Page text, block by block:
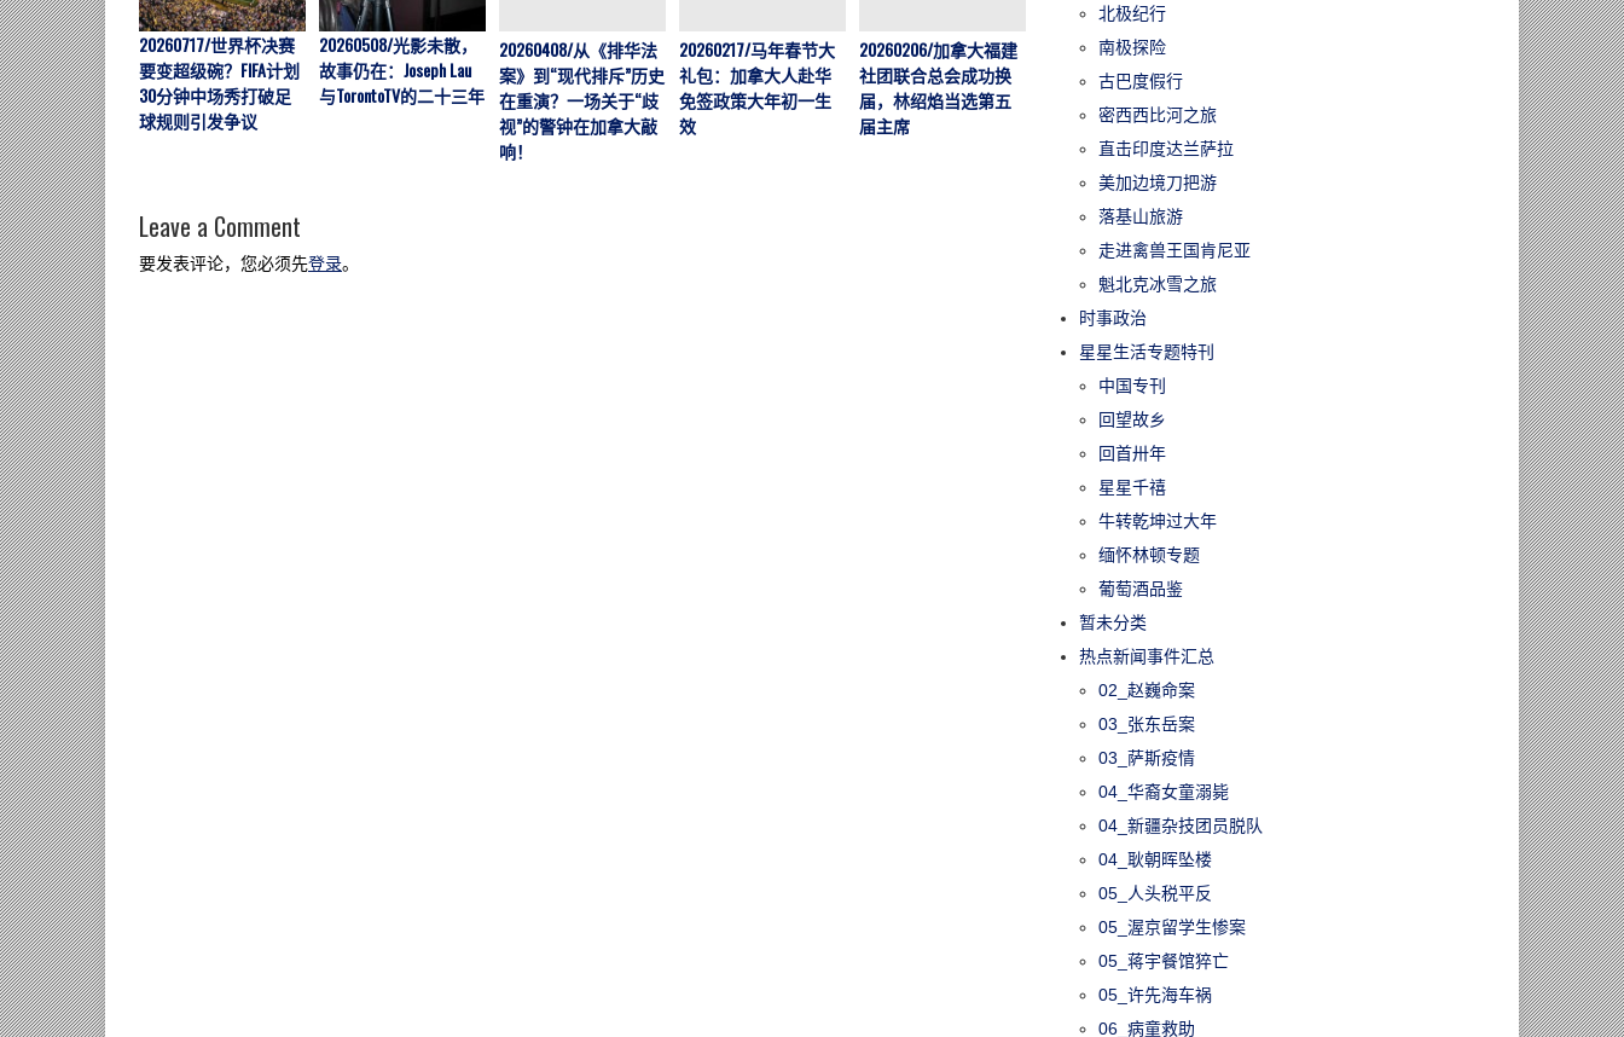
20260717/世界杯决赛
要变超级碗？FIFA计划
30分钟中场秀打破足
球规则引发争议
20260508/光影未散，
故事仍在：Joseph Lau
与TorontoTV的二十三年
20260408/从《排华法
案》到“现代排斥”历史
在重演？一场关于“歧
视”的警钟在加拿大敲
响！
20260217/马年春节大
礼包：加拿大人赴华
免签政策大年初一生
效
20260206/加拿大福建
社团联合总会成功换
届，林绍焰当选第五
届主席
20260113/时代落幕！
运营33年的《明报》
加拿大版1月17日停
刊，永久关闭
Leave a Comment
要发表评论，您必须先登录。
北极纪行
南极探险
古巴度假行
密西西比河之旅
直击印度达兰萨拉
美加边境刀把游
落基山旅游
走进禽兽王国肯尼亚
魁北克冰雪之旅
时事政治
星星生活专题特刊
中国专刊
回望故乡
回首卅年
星星千禧
牛转乾坤过大年
缅怀林顿专题
葡萄酒品鉴
暂未分类
热点新闻事件汇总
02_赵巍命案
03_张东岳案
03_萨斯疫情
04_华裔女童溺毙
04_新疆杂技团员脱队
04_耿朝晖坠楼
05_人头税平反
05_渥京留学生惨案
05_蒋宇餐馆猝亡
05_许先海车祸
06_病童救助